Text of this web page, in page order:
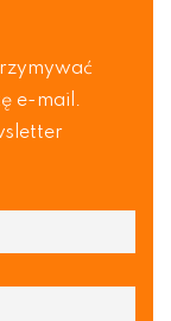
e-mail.